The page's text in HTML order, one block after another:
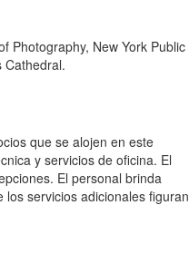
Photography, New York Public
Cathedral.
que se alojen en este
y servicios de oficina. El
El personal brinda
servicios adicionales figuran